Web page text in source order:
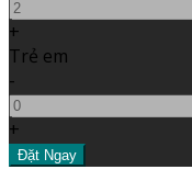
+
Trẻ em
-
+